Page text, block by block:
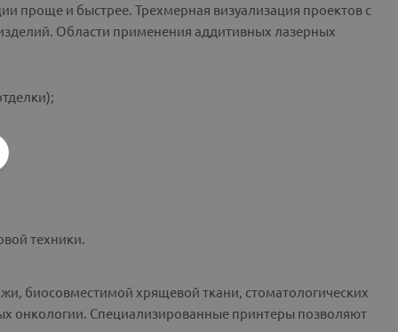
проще и быстрее. Трехмерная визуализация проектов с
Области применения аддитивных лазерных
техники.
биосовместимой хрящевой ткани, стоматологических
онкологии. Специализированные принтеры позволяют